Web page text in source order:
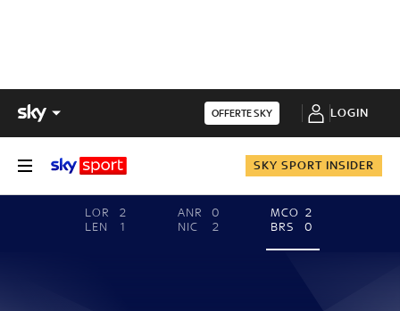
OFFERTE SKY LOGIN
SKY SPORT INSIDER
LOR
2
LEN
1
ANR
0
NIC
2
MCO 2
BRS
0